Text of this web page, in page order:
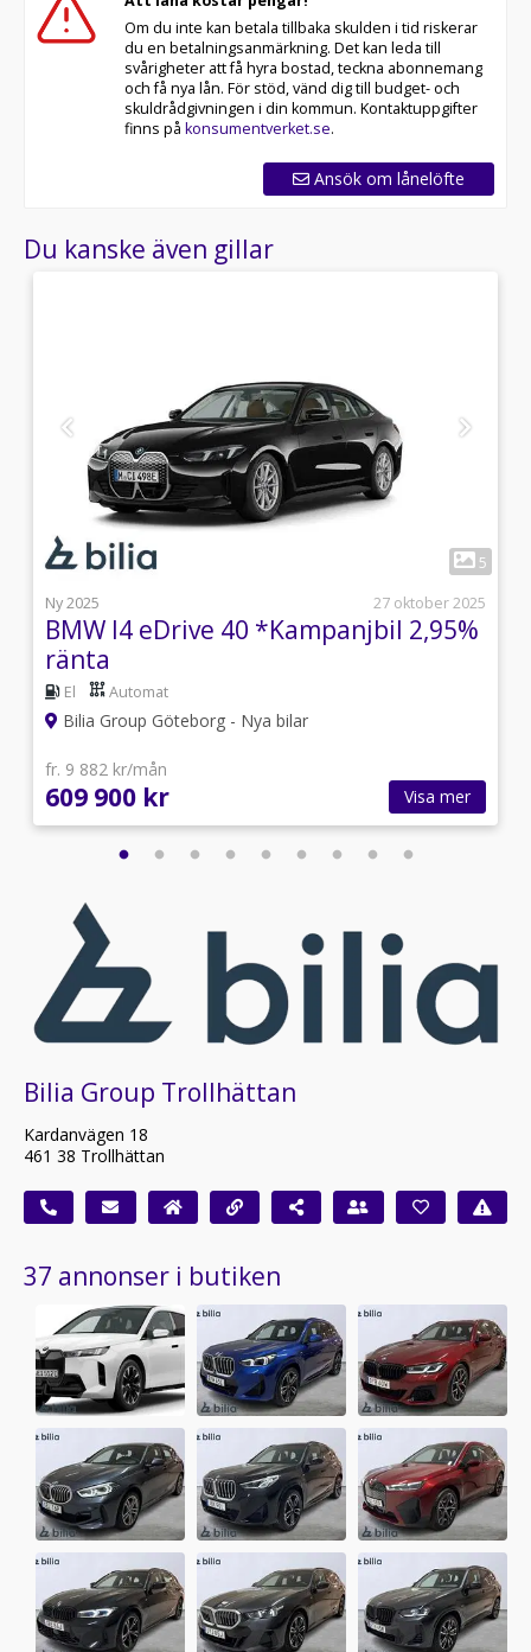
Om du inte kan betala tillbaka skulden i tid riskerar
du en betalningsanmärkning. Det kan leda till
svårigheter att få hyra bostad, teckna abonnemang
och få nya lån. För stöd, vänd dig till budget- och
skuldrådgivningen i din kommun. Kontaktuppgifter
finns på konsumentverket.se.
Ansök om lånelöfte
Du kanske även gillar
5
Ny 2025
27 oktober 2025
BMW I4 eDrive 40 *Kampanjbil 2,95%
ränta
El Automat
Bilia Group Göteborg - Nya bilar
fr. 9 882 kr/mån
609 900 kr Visa mer
Bilia Group Trollhättan
Kardanvägen 18
461 38 Trollhättan
37 annonser i butiken